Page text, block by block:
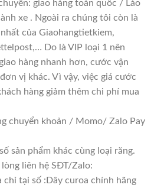
giao hàng toàn quốc / Lào
xe . Ngoài ra chúng tôi còn là
của Giaohangtietkiem,
Do là VIP loại 1 nên
hàng nhanh hơn, cước vận
vị khác. Vì vậy, việc giá cước
hàng giảm thêm chi phí mua
chuyển khoản / Momo/ Zalo Pay
sản phẩm khác cùng loại răng.
liên hệ SĐT/Zalo:
chỉ tại số :Dây curoa chính hãng